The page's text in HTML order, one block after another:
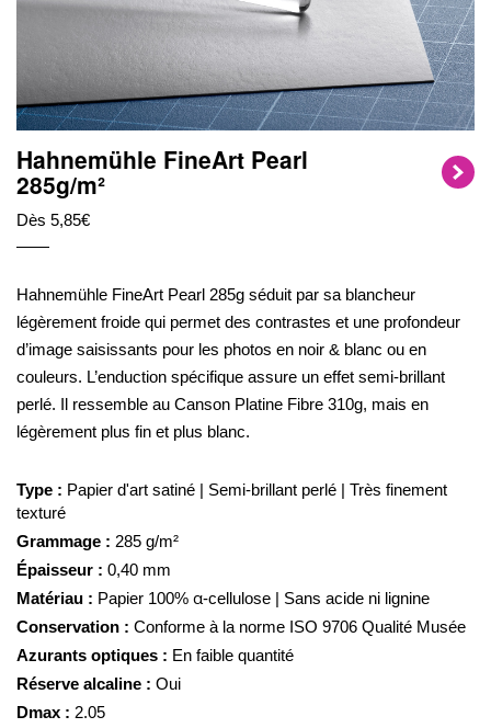
Hahnemühle FineArt Pearl
285g/m²
Dès 5,85€
Hahnemühle FineArt Pearl 285g séduit par sa blancheur
légèrement froide qui permet des contrastes et une profondeur
d’image saisissants pour les photos en noir & blanc ou en
couleurs. L’enduction spécifique assure un effet semi-brillant
perlé. Il ressemble au Canson Platine Fibre 310g, mais en
légèrement plus fin et plus blanc.
Type : Papier d'art satiné | Semi-brillant perlé | Très finement
texturé
Grammage : 285 g/m²
Épaisseur : 0,40 mm
Matériau : Papier 100% α-cellulose | Sans acide ni lignine
Conservation : Conforme à la norme ISO 9706 Qualité Musée
Azurants optiques : En faible quantité
Réserve alcaline : Oui
Dmax : 2.05